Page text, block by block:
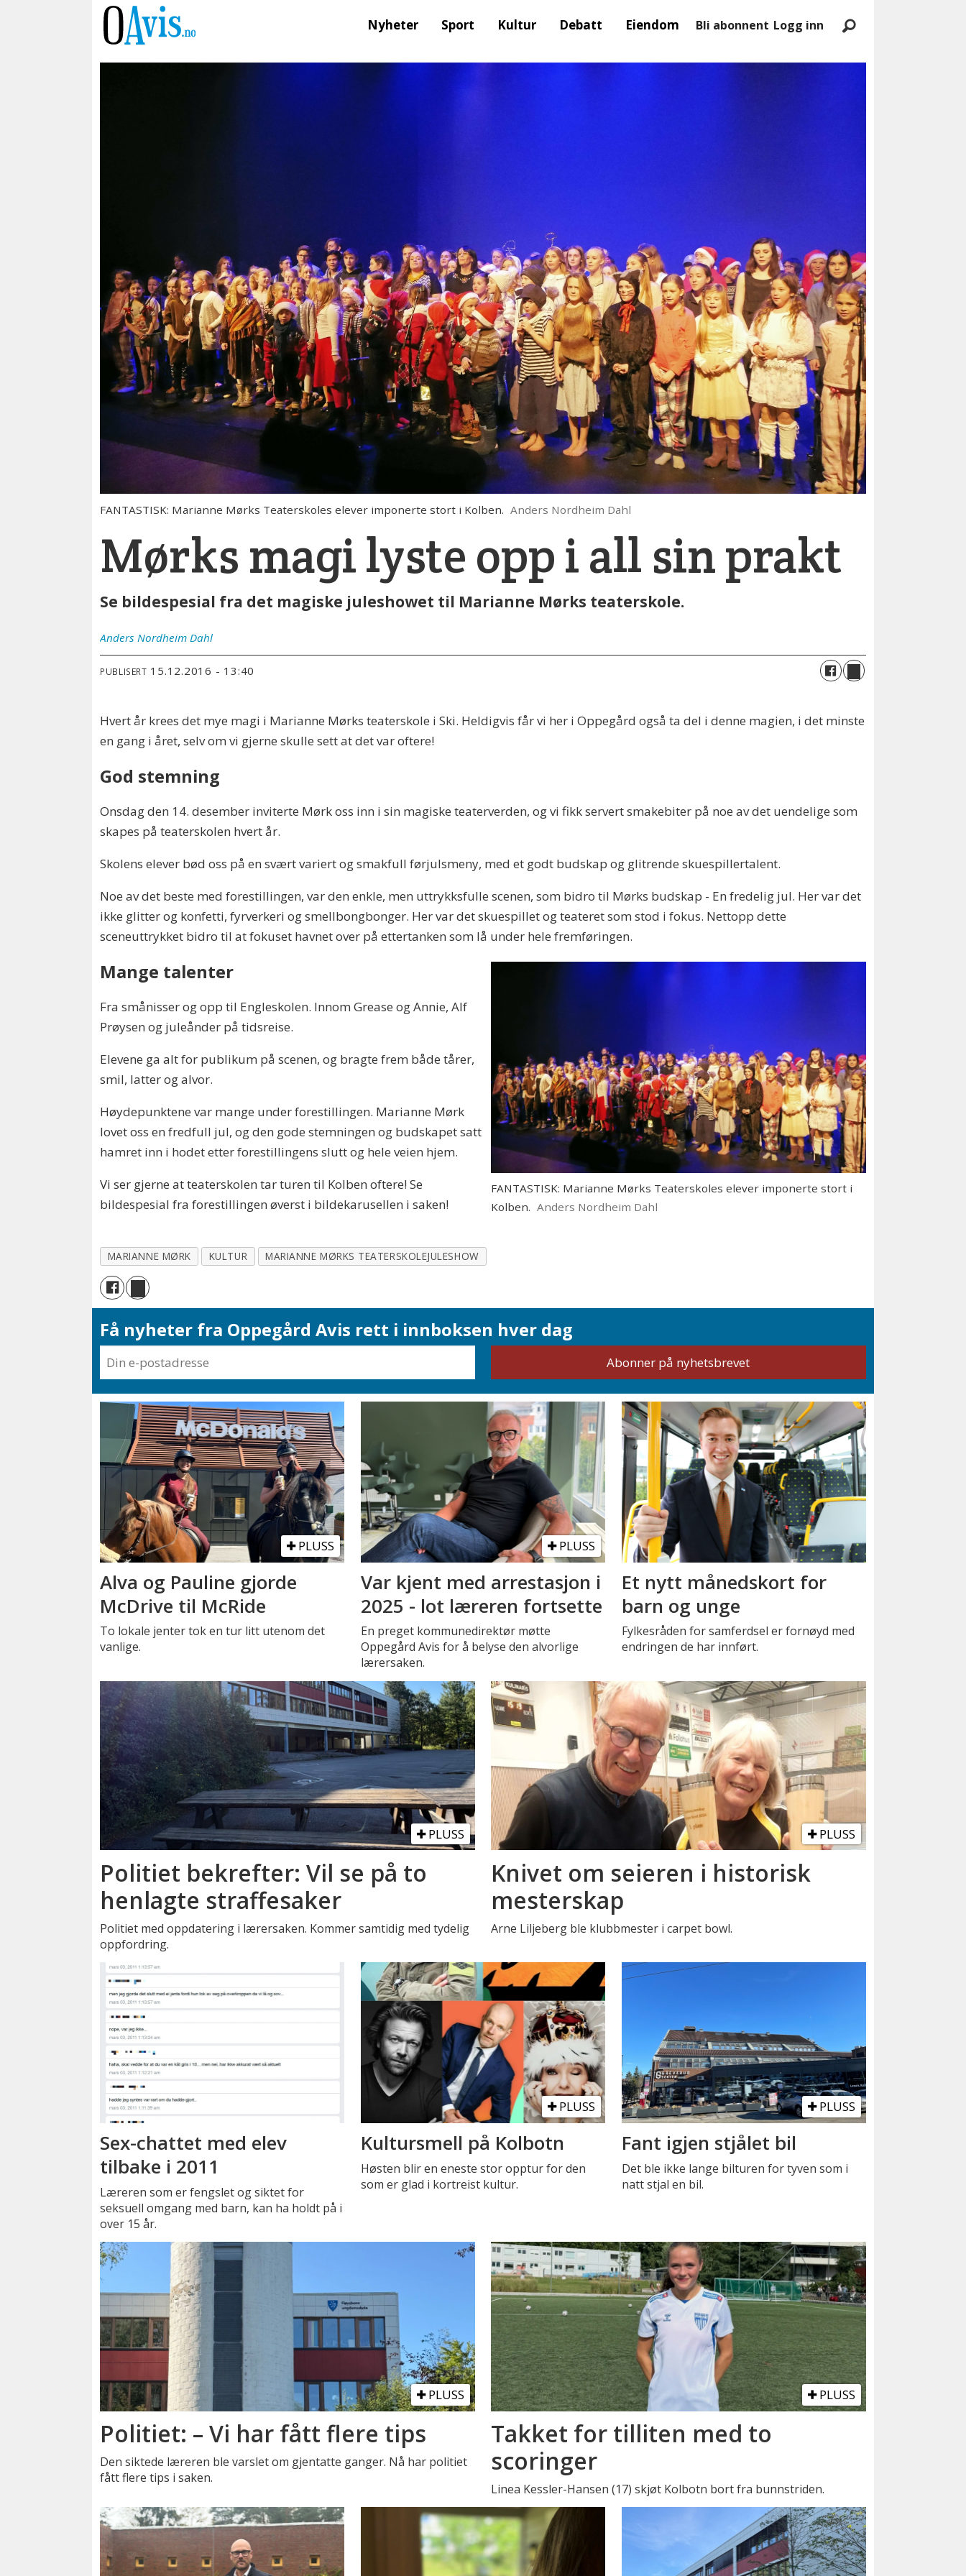
Nyheter Sport Kultur Debatt Eiendom Bli abonnent Logg inn
FANTASTISK: Marianne Mørks Teaterskoles elever imponerte stort i Kolben. Anders Nordheim Dahl
Mørks magi lyste opp i all sin prakt
Se bildespesial fra det magiske juleshowet til Marianne Mørks teaterskole.
Anders Nordheim Dahl
PUBLISERT 15.12.2016 - 13:40
Hvert år krees det mye magi i Marianne Mørks teaterskole i Ski. Heldigvis får vi her i Oppegård også ta del i denne magien, i det minste
en gang i året, selv om vi gjerne skulle sett at det var oftere!
God stemning
Onsdag den 14. desember inviterte Mørk oss inn i sin magiske teaterverden, og vi fikk servert smakebiter på noe av det uendelige som
skapes på teaterskolen hvert år.
Skolens elever bød oss på en svært variert og smakfull førjulsmeny, med et godt budskap og glitrende skuespillertalent.
Noe av det beste med forestillingen, var den enkle, men uttrykksfulle scenen, som bidro til Mørks budskap - En fredelig jul. Her var det
ikke glitter og konfetti, fyrverkeri og smellbongbonger. Her var det skuespillet og teateret som stod i fokus. Nettopp dette
sceneuttrykket bidro til at fokuset havnet over på ettertanken som lå under hele fremføringen.
FANTASTISK: Marianne Mørks Teaterskoles elever imponerte stort i
Kolben. Anders Nordheim Dahl
Mange talenter
Fra smånisser og opp til Engleskolen. Innom Grease og Annie, Alf
Prøysen og juleånder på tidsreise.
Elevene ga alt for publikum på scenen, og bragte frem både tårer,
smil, latter og alvor.
Høydepunktene var mange under forestillingen. Marianne Mørk
lovet oss en fredfull jul, og den gode stemningen og budskapet satt
hamret inn i hodet etter forestillingens slutt og hele veien hjem.
Vi ser gjerne at teaterskolen tar turen til Kolben oftere! Se
bildespesial fra forestillingen øverst i bildekarusellen i saken!
MARIANNE MØRK KULTUR MARIANNE MØRKS TEATERSKOLEJULESHOW
Få nyheter fra Oppegård Avis rett i innboksen hver dag
PLUSS
Alva og Pauline gjorde
McDrive til McRide
To lokale jenter tok en tur litt utenom det
vanlige.
PLUSS
Var kjent med arrestasjon i
2025 - lot læreren fortsette
En preget kommunedirektør møtte
Oppegård Avis for å belyse den alvorlige
lærersaken.
Et nytt månedskort for
barn og unge
Fylkesråden for samferdsel er fornøyd med
endringen de har innført.
PLUSS
Politiet bekrefter: Vil se på to
henlagte straffesaker
Politiet med oppdatering i lærersaken. Kommer samtidig med tydelig
oppfordring.
PLUSS
Knivet om seieren i historisk
mesterskap
Arne Liljeberg ble klubbmester i carpet bowl.
Sex-chattet med elev
tilbake i 2011
Læreren som er fengslet og siktet for
seksuell omgang med barn, kan ha holdt på i
over 15 år.
PLUSS
Kultursmell på Kolbotn
Høsten blir en eneste stor opptur for den
som er glad i kortreist kultur.
PLUSS
Fant igjen stjålet bil
Det ble ikke lange bilturen for tyven som i
natt stjal en bil.
PLUSS
Politiet: – Vi har fått flere tips
Den siktede læreren ble varslet om gjentatte ganger. Nå har politiet
fått flere tips i saken.
PLUSS
Takket for tilliten med to
scoringer
Linea Kessler-Hansen (17) skjøt Kolbotn bort fra bunnstriden.